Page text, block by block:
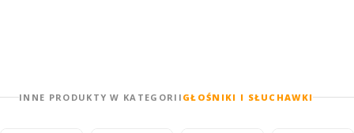
INNE PRODUKTY W KATEGORII GŁOŚNIKI I SŁUCHAWKI